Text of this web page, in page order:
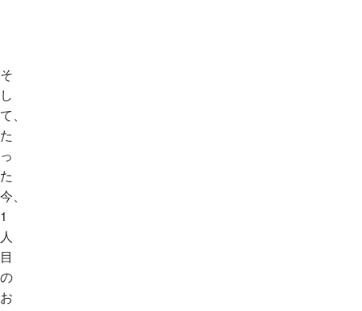
そ
し
て、
た
っ
た
今、
1
人
目
の
お